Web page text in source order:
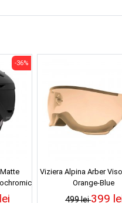
-36%
Viziera Alpina Arber
Orange-Blue
499 lei399